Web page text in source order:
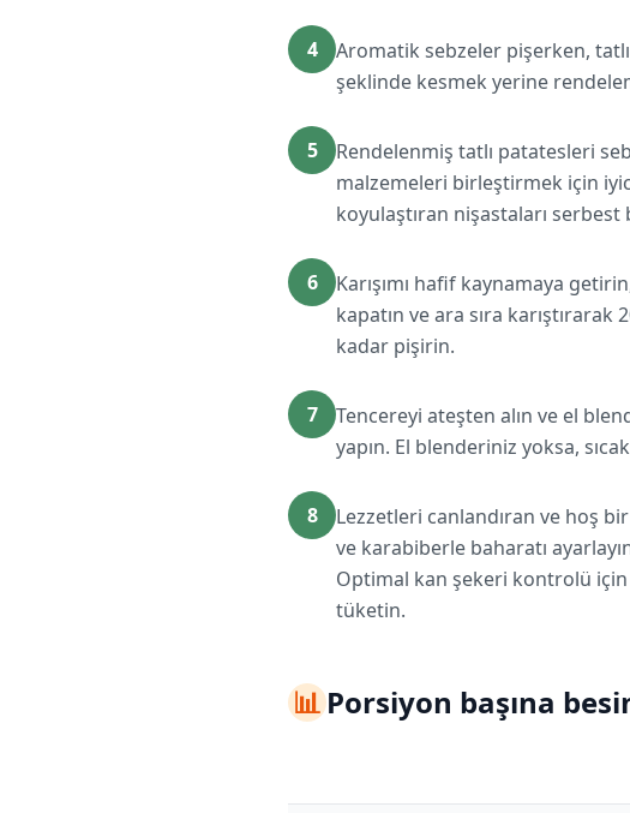
4
Aromatik sebzeler pişerken,
şeklinde kesmek yerine
5
Rendelenmiş tatlı patatesleri
malzemeleri birleştirmek için
koyulaştıran nişastaları serbest
6
Karışımı hafif kaynamaya
kapatın ve ara sıra
kadar pişirin.
7
Tencereyi ateşten alın ve el
yapın. El blenderiniz yoksa,
8
Lezzetleri canlandıran ve hoş
ve karabiberle baharatı
Optimal kan şekeri kontrolü
tüketin.
📊Porsiyon başına